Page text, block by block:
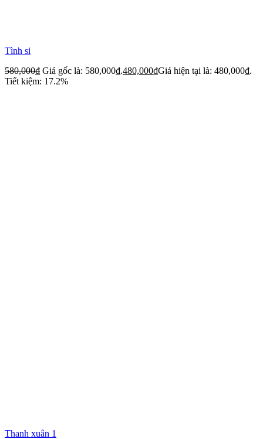
Tình si
580,000₫ Giá gốc là: 580,000₫.480,000₫Giá hiện tại là: 480,000₫.
Tiết kiệm: 17.2%
Thanh xuân 1